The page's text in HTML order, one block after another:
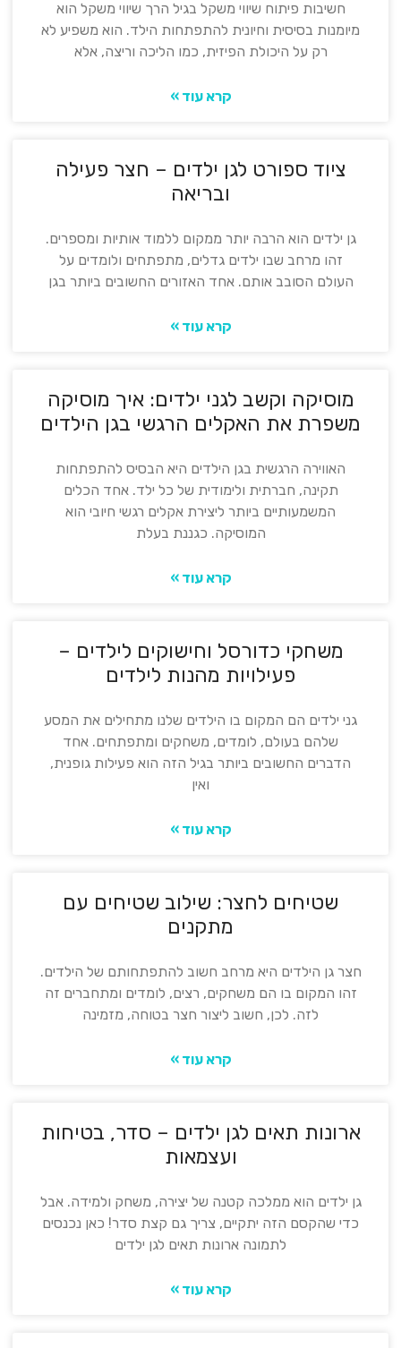
חשיבות פיתוח שיווי משקל בגיל הרך שיווי משקל הוא
מיומנות בסיסית וחיונית להתפתחות הילד. הוא משפיע לא
רק על היכולת הפיזית, כמו הליכה וריצה, אלא
קרא עוד »
ציוד ספורט לגן ילדים – חצר פעילה
ובריאה
גן ילדים הוא הרבה יותר ממקום ללמוד אותיות ומספרים.
זהו מרחב שבו ילדים גדלים, מתפתחים ולומדים על
העולם הסובב אותם. אחד האזורים החשובים ביותר בגן
קרא עוד »
מוסיקה וקשב לגני ילדים: איך מוסיקה
משפרת את האקלים הרגשי בגן הילדים
האווירה הרגשית בגן הילדים היא הבסיס להתפתחות
תקינה, חברתית ולימודית של כל ילד. אחד הכלים
המשמעותיים ביותר ליצירת אקלים רגשי חיובי הוא
המוסיקה. כגננת בעלת
קרא עוד »
משחקי כדורסל וחישוקים לילדים –
פעילויות מהנות לילדים
גני ילדים הם המקום בו הילדים שלנו מתחילים את המסע
שלהם בעולם, לומדים, משחקים ומתפתחים. אחד
הדברים החשובים ביותר בגיל הזה הוא פעילות גופנית,
ואין
קרא עוד »
שטיחים לחצר: שילוב שטיחים עם
מתקנים
חצר גן הילדים היא מרחב חשוב להתפתחותם של הילדים.
זהו המקום בו הם משחקים, רצים, לומדים ומתחברים זה
לזה. לכן, חשוב ליצור חצר בטוחה, מזמינה
קרא עוד »
ארונות תאים לגן ילדים – סדר, בטיחות
ועצמאות
גן ילדים הוא ממלכה קטנה של יצירה, משחק ולמידה. אבל
כדי שהקסם הזה יתקיים, צריך גם קצת סדר! כאן נכנסים
לתמונה ארונות תאים לגן ילדים
קרא עוד »